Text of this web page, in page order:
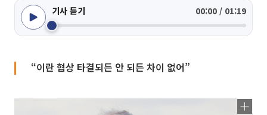
기사 듣기 00:00 / 01:19
“이란 협상 타결되든 안 되든 차이 없어”